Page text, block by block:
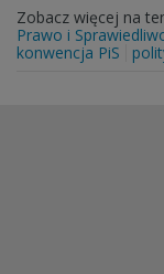
Zobacz więcej na
Prawo i
konwencja PiS